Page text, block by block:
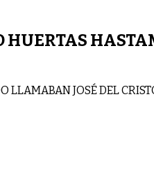
HUERTAS
LLAMABAN JOSÉ DEL